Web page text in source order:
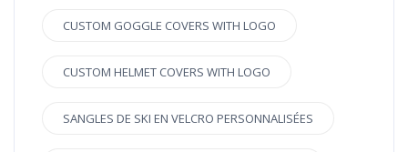
CUSTOM GOGGLE COVERS WITH LOGO
CUSTOM HELMET COVERS WITH LOGO
SANGLES DE SKI EN VELCRO PERSONNALISÉES